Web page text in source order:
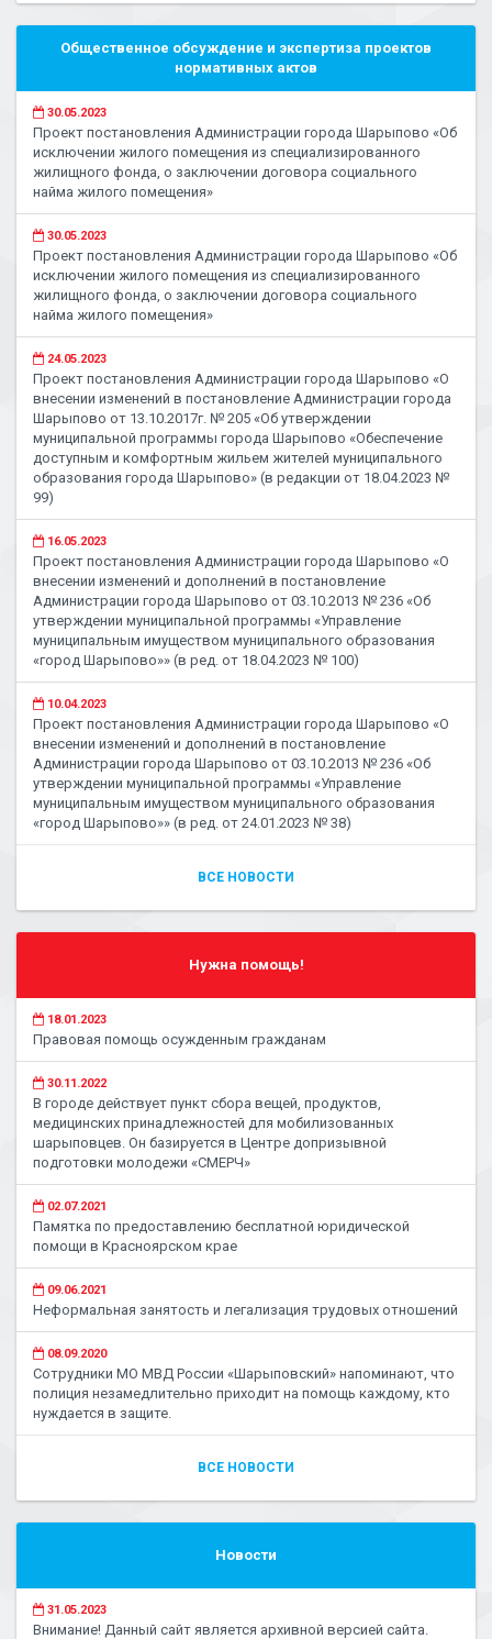
Общественное обсуждение и экспертиза проектов
нормативных актов
30.05.2023
Проект постановления Администрации города Шарыпово «Об
исключении жилого помещения из специализированного
жилищного фонда, о заключении договора социального
найма жилого помещения»
30.05.2023
Проект постановления Администрации города Шарыпово «Об
исключении жилого помещения из специализированного
жилищного фонда, о заключении договора социального
найма жилого помещения»
24.05.2023
Проект постановления Администрации города Шарыпово «О
внесении изменений в постановление Администрации города
Шарыпово от 13.10.2017г. № 205 «Об утверждении
муниципальной программы города Шарыпово «Обеспечение
доступным и комфортным жильем жителей муниципального
образования города Шарыпово» (в редакции от 18.04.2023 №
99)
16.05.2023
Проект постановления Администрации города Шарыпово «О
внесении изменений и дополнений в постановление
Администрации города Шарыпово от 03.10.2013 № 236 «Об
утверждении муниципальной программы «Управление
муниципальным имуществом муниципального образования
«город Шарыпово»» (в ред. от 18.04.2023 № 100)
10.04.2023
Проект постановления Администрации города Шарыпово «О
внесении изменений и дополнений в постановление
Администрации города Шарыпово от 03.10.2013 № 236 «Об
утверждении муниципальной программы «Управление
муниципальным имуществом муниципального образования
«город Шарыпово»» (в ред. от 24.01.2023 № 38)
ВСЕ НОВОСТИ
Нужна помощь!
18.01.2023
Правовая помощь осужденным гражданам
30.11.2022
В городе действует пункт сбора вещей, продуктов,
медицинских принадлежностей для мобилизованных
шарыповцев. Он базируется в Центре допризывной
подготовки молодежи «СМЕРЧ»
02.07.2021
Памятка по предоставлению бесплатной юридической
помощи в Красноярском крае
09.06.2021
Неформальная занятость и легализация трудовых отношений
08.09.2020
Сотрудники МО МВД России «Шарыповский» напоминают, что
полиция незамедлительно приходит на помощь каждому, кто
нуждается в защите.
ВСЕ НОВОСТИ
Новости
31.05.2023
Внимание! Данный сайт является архивной версией сайта.